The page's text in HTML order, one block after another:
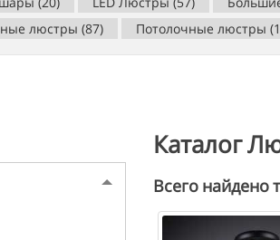
люстры (87)
Потолочные люстры
Каталог
Всего найдено